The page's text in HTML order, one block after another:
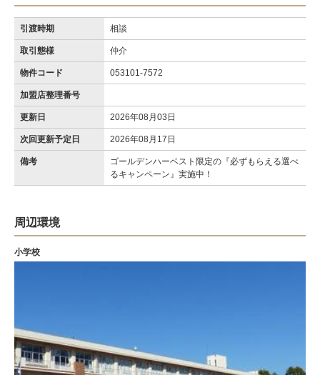
引渡時期 相談
取引態様 仲介
物件コード 053101-7572
加盟店整理番号
更新日 2026年08月03日
次回更新予定日 2026年08月17日
備考
ゴールデンハーベスト限定の『必ずもらえる選べ
るキャンペーン』実施中！
周辺環境
小学校